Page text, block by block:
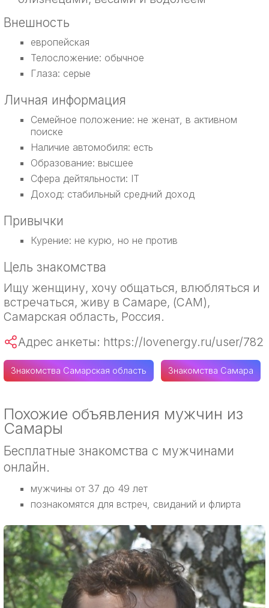
Внешность
европейская
Телосложение: обычное
Глаза: серые
Личная информация
Семейное положение: не женат, в активном
поиске
Наличие автомобиля: есть
Образование: высшее
Сфера дейтяльности: IT
Доход: стабильный средний доход
Привычки
Курение: не курю, но не против
Цель знакомства
Ищу женщину, хочу общаться, влюбляться и
встречаться, живу в Самаре, (САМ),
Самарская область, Россия.
Адрес анкеты: https://lovenergy.ru/user/782
Знакомства Самарская область Знакомства Самара
Похожие объявления мужчин из
Самары
Бесплатные знакомства с мужчинами
онлайн.
мужчины от 37 до 49 лет
познакомятся для встреч, свиданий и флирта